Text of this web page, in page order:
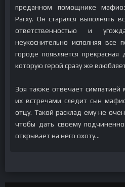
преданном помощнике
Рагху. Он старался выполнять
ответственностью и
неукоснительно исполняя
городе появляется
которую герой сразу же
Зоя также отвечает симпатией
их встречами следит сын
отцу. Такой расклад ему не
чтобы дать своему
открывает на него охоту…